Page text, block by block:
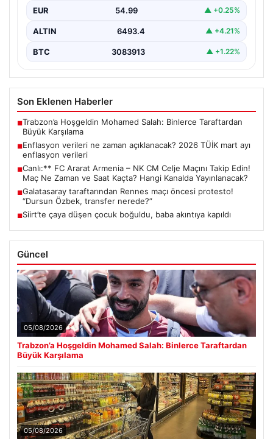
4 Ağustos 2026 tarihinde gerçekleştirilecek olan büyük
karşılaşmada FC Ararat Armenia, FFA Academy
EUR 54.99 ▲ +0.25%
ALTIN 6493.4 ▲ +4.21%
BTC 3083913 ▲ +1.22%
Son Eklenen Haberler
■Trabzon’a Hoşgeldin Mohamed Salah: Binlerce Taraftardan
Büyük Karşılama
■Enflasyon verileri ne zaman açıklanacak? 2026 TÜİK mart ayı
enflasyon verileri
■Canlı:** FC Ararat Armenia – NK CM Celje Maçını Takip Edin!
Maç Ne Zaman ve Saat Kaçta? Hangi Kanalda Yayınlanacak?
■Galatasaray taraftarından Rennes maçı öncesi protesto!
“Dursun Özbek, transfer nerede?”
■Siirt’te çaya düşen çocuk boğuldu, baba akıntıya kapıldı
Güncel
05/08/2026
Trabzon’a Hoşgeldin Mohamed Salah: Binlerce Taraftardan
Büyük Karşılama
05/08/2026